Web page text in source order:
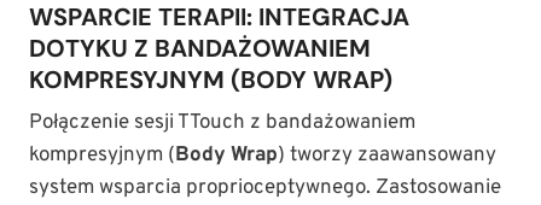
WSPARCIE TERAPII: INTEGRACJA
DOTYKU Z BANDAŻOWANIEM
KOMPRESYJNYM (BODY WRAP)
Połączenie sesji TTouch z bandażowaniem
kompresyjnym (Body Wrap) tworzy zaawansowany
system wsparcia proprioceptywnego. Zastosowanie